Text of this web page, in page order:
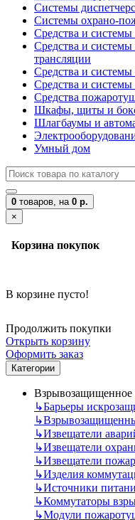
Системы
Системы охрано-
Средства и
Средства и
трансляции
Средства и
Средства и системы
Средства
Шкафы, щиты и
Шлагбаумы и
Умный дом
0 товаров, на 0 р.
×
Корзина покупок
В корзине пусто!
Продолжить покупки
Открыть корзину
Оформить заказ
Категории
Взрывозащищенное
↳Барьеры
↳
↳Извещатели
↳Извещатели
↳Извещатели
↳Изделия
↳Источники
↳Коммутаторы
↳Модули